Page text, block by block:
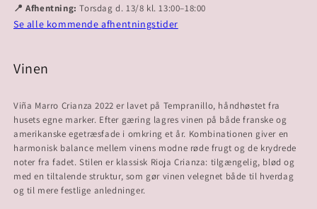
📍 Afhentning: Torsdag d. 13/8 kl. 13:00–18:00
Se alle kommende afhentningstider
Vinen
Viña Marro Crianza 2022 er lavet på Tempranillo, håndhøstet fra
husets egne marker. Efter gæring lagres vinen på både franske og
amerikanske egetræsfade i omkring et år. Kombinationen giver en
harmonisk balance mellem vinens modne røde frugt og de krydrede
noter fra fadet. Stilen er klassisk Rioja Crianza: tilgængelig, blød og
med en tiltalende struktur, som gør vinen velegnet både til hverdag